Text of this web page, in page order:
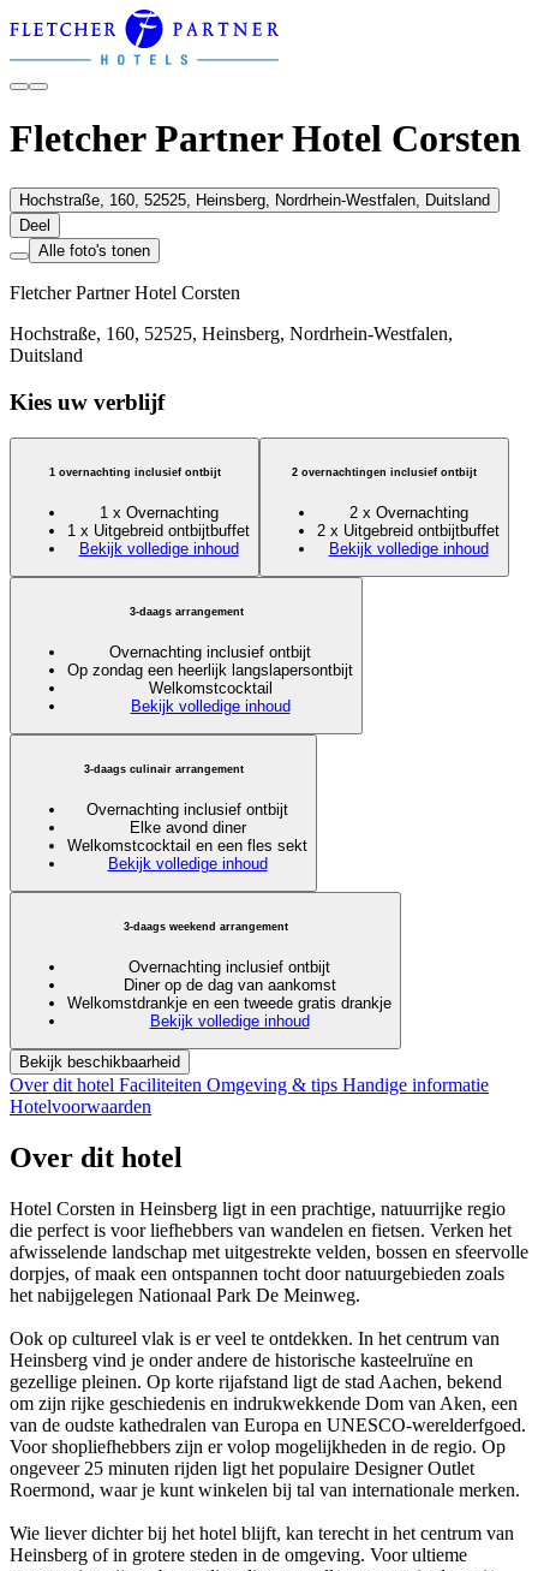
Fletcher Partner Hotel Corsten
Hochstraße, 160, 52525, Heinsberg, Nordrhein-Westfalen, Duitsland
Deel
Alle foto's tonen
Fletcher Partner Hotel Corsten
Hochstraße, 160, 52525, Heinsberg, Nordrhein-Westfalen,
Duitsland
Kies uw verblijf
1 overnachting inclusief ontbijt
1 x Overnachting
1 x Uitgebreid ontbijtbuffet
Bekijk volledige inhoud
2 overnachtingen inclusief ontbijt
2 x Overnachting
2 x Uitgebreid ontbijtbuffet
Bekijk volledige inhoud
3-daags arrangement
Overnachting inclusief ontbijt
Op zondag een heerlijk langslapersontbijt
Welkomstcocktail
Bekijk volledige inhoud
3-daags culinair arrangement
Overnachting inclusief ontbijt
Elke avond diner
Welkomstcocktail en een fles sekt
Bekijk volledige inhoud
3-daags weekend arrangement
Overnachting inclusief ontbijt
Diner op de dag van aankomst
Welkomstdrankje en een tweede gratis drankje
Bekijk volledige inhoud
Bekijk beschikbaarheid
Over dit hotel Faciliteiten Omgeving & tips Handige informatie
Hotelvoorwaarden
Over dit hotel
Hotel Corsten in Heinsberg ligt in een prachtige, natuurrijke regio
die perfect is voor liefhebbers van wandelen en fietsen. Verken het
afwisselende landschap met uitgestrekte velden, bossen en sfeervolle
dorpjes, of maak een ontspannen tocht door natuurgebieden zoals
het nabijgelegen Nationaal Park De Meinweg.
Ook op cultureel vlak is er veel te ontdekken. In het centrum van
Heinsberg vind je onder andere de historische kasteelruïne en
gezellige pleinen. Op korte rijafstand ligt de stad Aachen, bekend
om zijn rijke geschiedenis en indrukwekkende Dom van Aken, een
van de oudste kathedralen van Europa en UNESCO-werelderfgoed.
Voor shopliefhebbers zijn er volop mogelijkheden in de regio. Op
ongeveer 25 minuten rijden ligt het populaire Designer Outlet
Roermond, waar je kunt winkelen bij tal van internationale merken.
Wie liever dichter bij het hotel blijft, kan terecht in het centrum van
Heinsberg of in grotere steden in de omgeving. Voor ultieme